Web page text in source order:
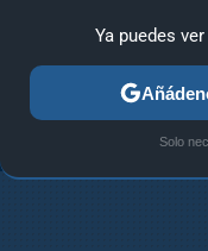
ANÁLISIS GUÍAS Y
Ya puedes
Solo